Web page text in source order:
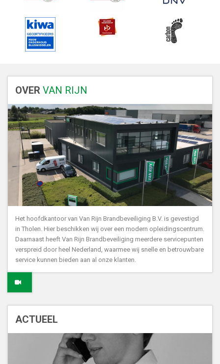
OVER VAN RIJN
Het hoofdkantoor van Van Rijn Brandbeveiliging B.V. is gevestigd
in Tholen. Hier beschikken wij over een modern opleidingscentrum.
Daarnaast heeft Van Rijn Brandbeveiliging meerdere servicepunten
verspreid door heel Nederland, waarmee wij snelle en betrouwbare
service kunnen bieden aan al onze klanten.
ACTUEEL